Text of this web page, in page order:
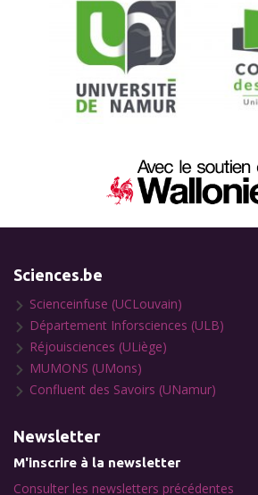
Sciences.be
Scienceinfuse (UCLouvain)
Département Inforsciences (ULB)
Réjouisciences (ULiège)
MUMONS (UMons)
Confluent des Savoirs (UNamur)
Newsletter
M'inscrire à la newsletter
Consulter les newsletters précédentes